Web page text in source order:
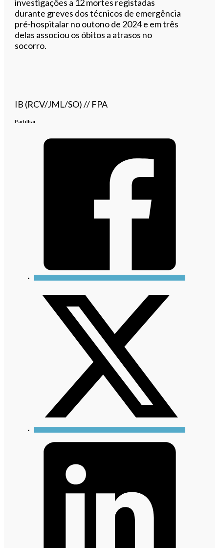
investigações a 12 mortes registadas
durante greves dos técnicos de emergência
pré-hospitalar no outono de 2024 e em três
delas associou os óbitos a atrasos no
socorro.
IB (RCV/JML/SO) // FPA
Partilhar